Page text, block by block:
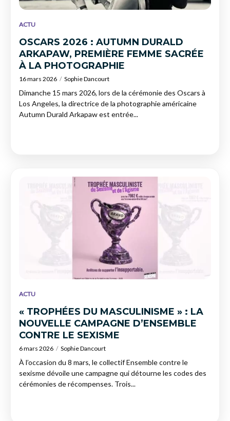
ACTU
OSCARS 2026 : AUTUMN DURALD
ARKAPAW, PREMIÈRE FEMME SACRÉE
À LA PHOTOGRAPHIE
16 mars 2026 Sophie Dancourt
Dimanche 15 mars 2026, lors de la cérémonie des Oscars à
Los Angeles, la directrice de la photographie américaine
Autumn Durald Arkapaw est entrée...
ACTU
« TROPHÉES DU MASCULINISME » : LA
NOUVELLE CAMPAGNE D’ENSEMBLE
CONTRE LE SEXISME
6 mars 2026 Sophie Dancourt
À l’occasion du 8 mars, le collectif Ensemble contre le
sexisme dévoile une campagne qui détourne les codes des
cérémonies de récompenses. Trois...